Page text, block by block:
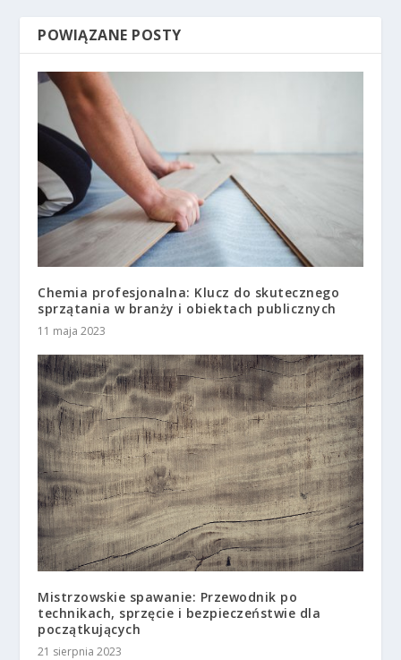
POWIĄZANE POSTY
Chemia profesjonalna: Klucz do skutecznego
sprzątania w branży i obiektach publicznych
11 maja 2023
Mistrzowskie spawanie: Przewodnik po
technikach, sprzęcie i bezpieczeństwie dla
początkujących
21 sierpnia 2023